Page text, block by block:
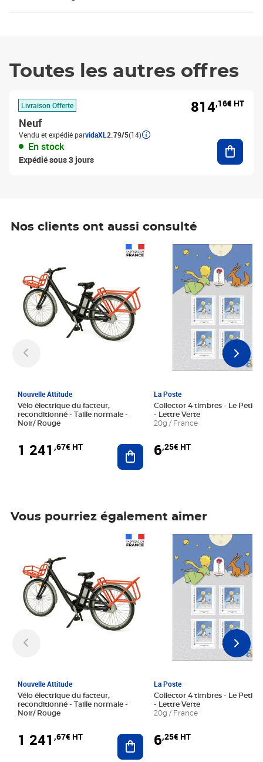
Toutes les autres offres
Livraison Offerte
Neuf
Vendu et expédié parvidaXL 2.79/5(14)
En stock
Expédié sous 3 jours
814,16€ HT
Nos clients ont aussi consulté
Nouvelle Attitude
Vélo électrique du facteur,
reconditionné - Taille normale -
Noir/ Rouge
1 241 ,67€ HT Ajouter au panier
La Poste
Collector 4 timbres - Le Petit
- Lettre Verte
20g / France
6,25€ HT
Prix 6,25€ HT
Vous pourriez également aimer
Nouvelle Attitude
Vélo électrique du facteur,
reconditionné - Taille normale -
Noir/ Rouge
1 241 ,67€ HT Ajouter au panier
La Poste
Collector 4 timbres - Le Petit
- Lettre Verte
20g / France
6,25€ HT
Prix 6,25€ HT